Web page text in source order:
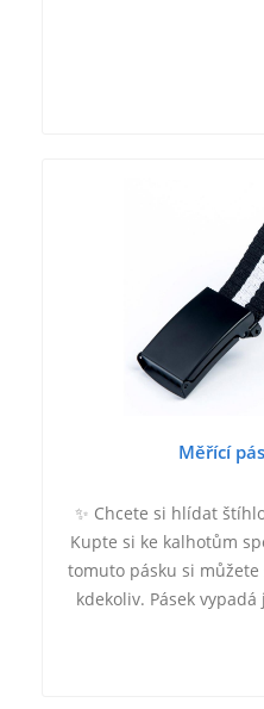
Měřící
✨ Chcete si hlídat
Kupte si ke kalhotům
tomuto pásku si
kdekoliv. Pásek